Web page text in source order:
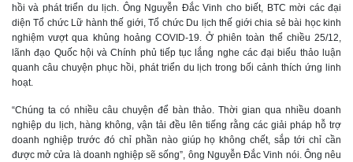
hồi và phát triển du lịch. Ông Nguyễn Đắc Vinh cho biết, BTC mời các đại
diện Tổ chức Lữ hành thế giới, Tổ chức Du lịch thế giới chia sẻ bài học kinh
nghiệm vượt qua khủng hoảng COVID-19. Ở phiên toàn thể chiều 25/12,
lãnh đạo Quốc hội và Chính phủ tiếp tục lắng nghe các đại biểu thảo luận
quanh câu chuyện phục hồi, phát triển du lịch trong bối cảnh thích ứng linh
hoạt.
“Chúng ta có nhiều câu chuyện để bàn thảo. Thời gian qua nhiều doanh
nghiệp du lịch, hàng không, vận tải đều lên tiếng rằng các giải pháp hỗ trợ
doanh nghiệp trước đó chỉ phần nào giúp họ không chết, sắp tới chỉ cần
được mở cửa là doanh nghiệp sẽ sống”, ông Nguyễn Đắc Vinh nói. Ông nêu